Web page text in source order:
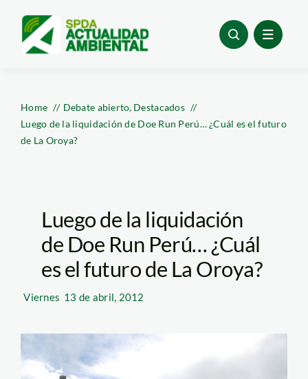
content
Home Debate abierto Destacados
Luego de la liquidación de Doe Run Perú… ¿Cuál es el futuro
de La Oroya?
Luego de la liquidación
de Doe Run Perú… ¿Cuál
es el futuro de La Oroya?
Viernes 13 de abril, 2012